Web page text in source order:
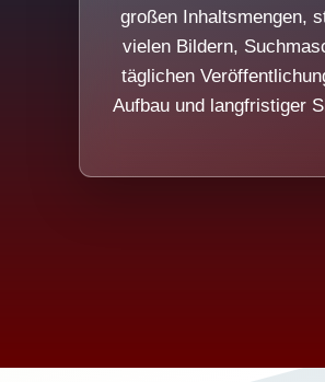
großen Inhaltsmengen,
vielen Bildern,
täglichen
Aufbau und langfristiger